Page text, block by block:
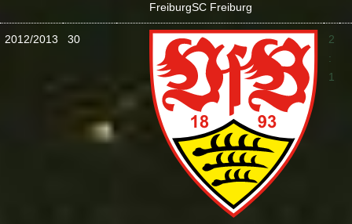
FreiburgSC Freiburg
2012/2013 30
2
:
1